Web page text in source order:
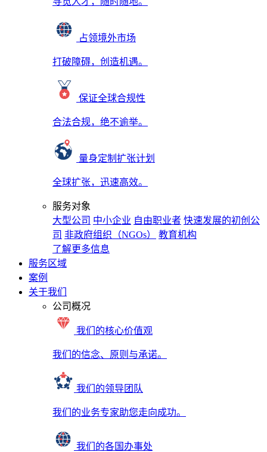
占领境外市场
打破障碍，创造机遇。
保证全球合规性
合法合规，绝不逾举。
量身定制扩张计划
全球扩张，迅速高效。
服务对象
大型公司 中小企业 自由职业者 快速发展的初创公
司 非政府组织（NGOs）
教育机构
了解更多信息
服务区域
案例
关于我们
公司概况
我们的核心价值观
我们的信念、原则与承诺。
我们的领导团队
我们的业务专家助您走向成功。
我们的各国办事处